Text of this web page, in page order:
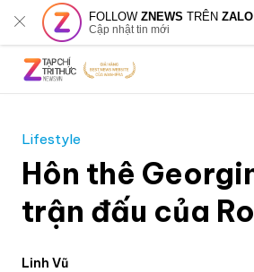
FOLLOWZNEWS TRÊN
Cập nhật tin mới
Lifestyle
Hôn thê
trận đấu của
Linh Vũ